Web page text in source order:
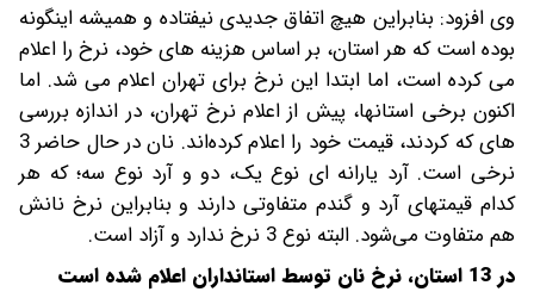
وی افزود: بنابراین هیچ اتفاق جدیدی نیفتاده و همیشه اینگونه
بوده است که هر استان، بر اساس هزینه های خود، نرخ را اعلام
می کرده است، اما ابتدا این نرخ برای تهران اعلام می شد. اما
اکنون برخی استانها، پیش از اعلام نرخ تهران، در اندازه بررسی
های که کردند، قیمت خود را اعلام کرده‌اند. نان در حال حاضر 3
نرخی است. آرد یارانه ای نوع یک، دو و آرد نوع سه؛ که هر
کدام قیمتهای آرد و گندم متفاوتی دارند و بنابراین نرخ نانش
هم متفاوت می‌شود. البته نوع 3 نرخ ندارد و آزاد است.
در 13 استان، نرخ نان توسط استانداران اعلام شده است